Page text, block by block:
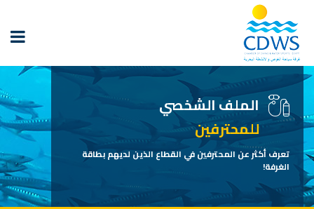
الملف الشخصي
للمحترفين
تعرف أكثر عن المحترفين في القطاع الذين لديهم بطاقة
الغرفة!